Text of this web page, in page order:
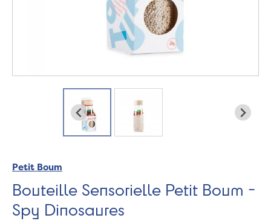
Petit Boum
Bouteille Sensorielle Petit Boum -
Spy Dinosaures